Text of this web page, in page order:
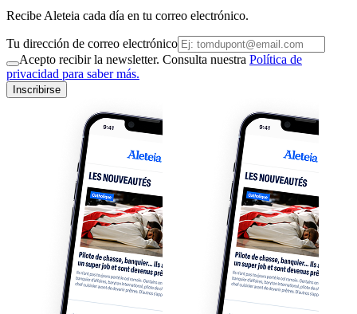
Recibe Aleteia cada día en tu correo electrónico.
Tu dirección de correo electrónico
Acepto recibir la newsletter. Consulta nuestra Política de
privacidad para saber más.
Inscribirse